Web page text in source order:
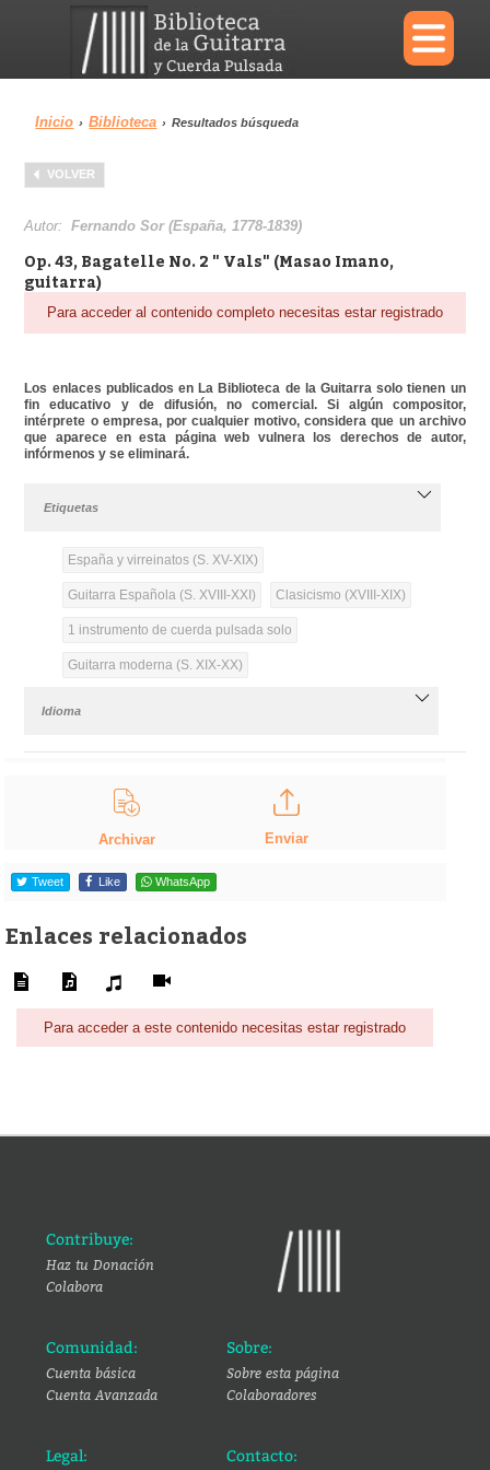
×
Menu
Biblioteca
Área personal Reproductor
Inicio › Biblioteca › Resultados búsqueda
VOLVER
Autor:Fernando Sor (España, 1778-1839)
Op. 43, Bagatelle No. 2 " Vals" (Masao Imano,
guitarra)
Para acceder al contenido completo necesitas estar registrado
Los enlaces publicados en La Biblioteca de la Guitarra solo tienen un
fin educativo y de difusión, no comercial. Si algún compositor,
intérprete o empresa, por cualquier motivo, considera que un archivo
que aparece en esta página web vulnera los derechos de autor,
infórmenos y se eliminará.
Etiquetas
España y virreinatos (S. XV-XIX)
Guitarra Española (S. XVIII-XXI) Clasicismo (XVIII-XIX)
1 instrumento de cuerda pulsada solo
Guitarra moderna (S. XIX-XX)
Idioma
Archivar Enviar
Tweet Like WhatsApp
Enlaces relacionados
Para acceder a este contenido necesitas estar registrado
Contribuye:
Haz tu Donación
Colabora
Comunidad:
Cuenta básica
Cuenta Avanzada
Sobre:
Sobre esta página
Colaboradores
Legal: Contacto: